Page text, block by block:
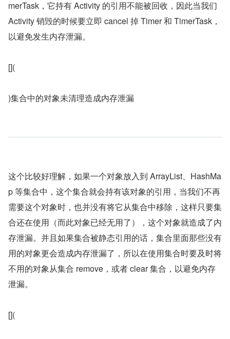
merTask，它持有 Activity 的引用不能被回收，因此当我们
Activity 销毁的时候要立即 cancel 掉 Timer 和 TimerTask，
以避免发生内存泄漏。
[](
)集合中的对象未清理造成内存泄漏
这个比较好理解，如果一个对象放入到 ArrayList、HashMa
p 等集合中，这个集合就会持有该对象的引用，当我们不再
需要这个对象时，也并没有将它从集合中移除，这样只要集
合还在使用（而此对象已经无用了），这个对象就造成了内
存泄漏。并且如果集合被静态引用的话，集合里面那些没有
用的对象更会造成内存泄漏了，所以在使用集合时要及时将
不用的对象从集合 remove，或者 clear 集合，以避免内存
泄漏。
[](